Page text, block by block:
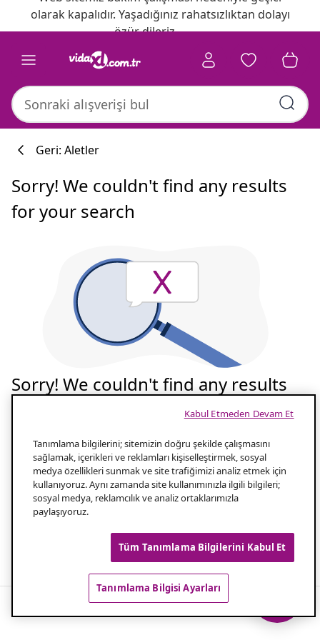
olarak kapalıdır. Yaşadığınız rahatsızlıktan dolayı
özür dileriz.
Geri: Aletler
Sorry! We couldn't find any results
for your search
Sorry! We couldn't find any results
Tekrar deneyelim
1.0 Aramanızın yazılışını kontrol edin
2.0 Aramanız için daha az kelime kullanın
Popüler aramalar
Tanımlama bilgilerini; sitemizin doğru şekilde çalışmasını
sağlamak, içerikleri ve reklamları kişiselleştirmek, sosyal
medya özellikleri sunmak ve site trafiğimizi analiz etmek için
kullanıyoruz. Aynı zamanda site kullanımınızla ilgili bilgileri;
sosyal medya, reklamcılık ve analiz ortaklarımızla
paylaşıyoruz.
Tüm Tanımlama Bilgilerini Kabul Et
Tanımlama Bilgisi Ayarları
Kabul Etmeden Devam Et